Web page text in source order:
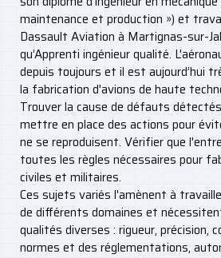
maintenance et production ») et
Dassault Aviation à Martignas-sur-
qu’Apprenti ingénieur qualité.
depuis toujours et il est aujourd’hui
la fabrication d'avions de haute
Trouver la cause de défauts
mettre en place des actions pour
ne se reproduisent. Vérifier que
toutes les règles nécessaires pour
civiles et militaires.
Ces sujets variés l'amènent à
de différents domaines et
qualités diverses : rigueur, précision,
normes et des réglementations,